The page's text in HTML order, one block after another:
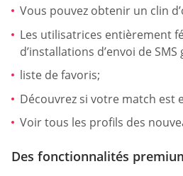
Vous pouvez obtenir un clin
Les utilisatrices entièrement
d’installations d’envoi de
liste de favoris;
Découvrez si votre match est
Voir tous les profils des
Des fonctionnalités